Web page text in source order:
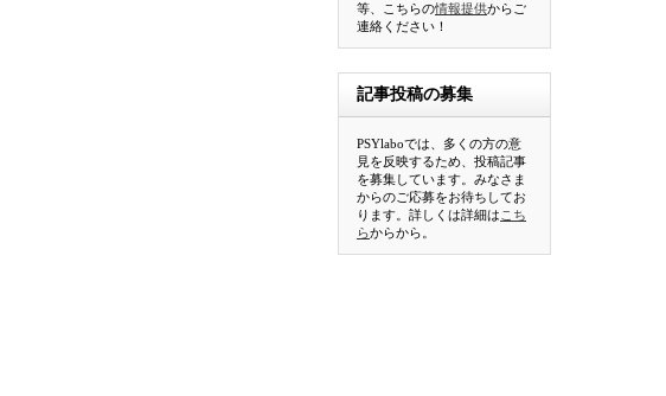
等、こちらの情報提供からご
連絡ください！
記事投稿の募集
PSYlaboでは、多くの方の意
見を反映するため、投稿記事
を募集しています。みなさま
からのご応募をお待ちしてお
ります。詳しくは詳細は こち
らからから。